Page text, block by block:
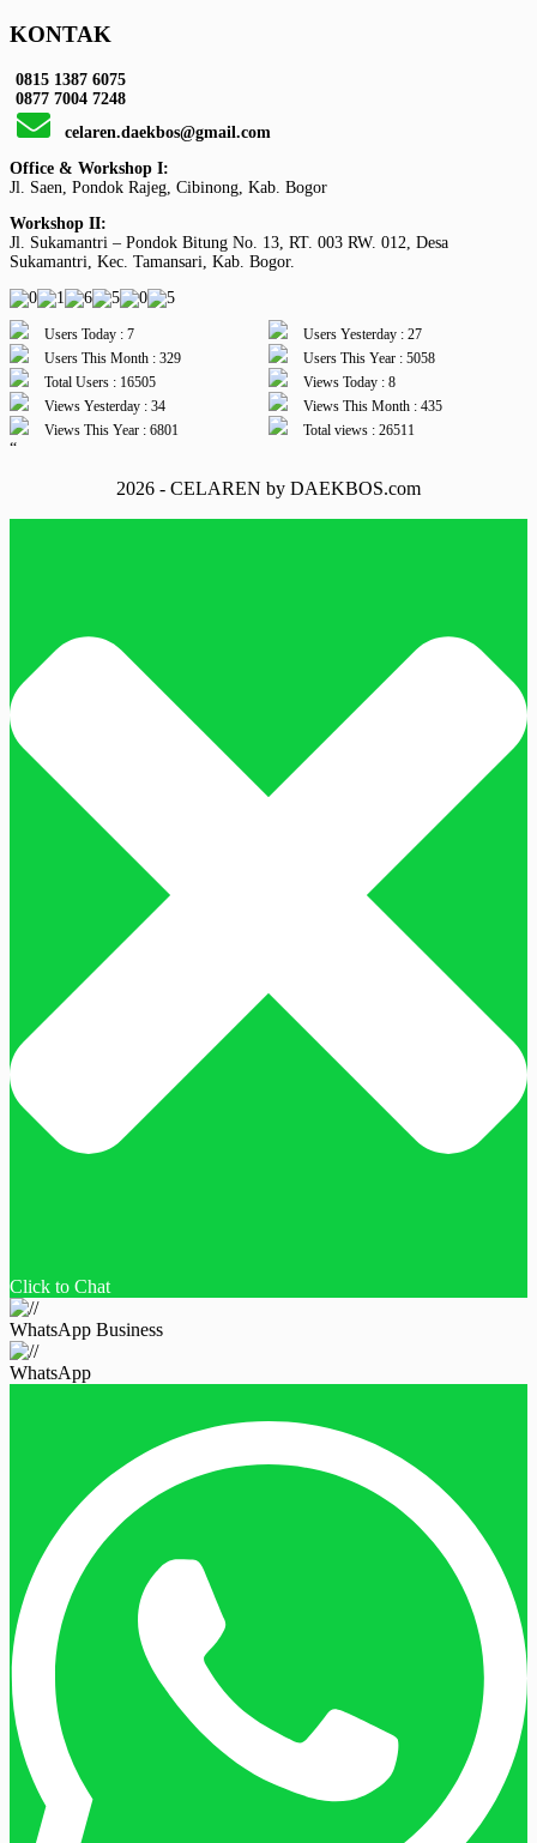
KONTAK
0815 1387 6075
0877 7004 7248
celaren.daekbos@gmail.com
Office & Workshop I:
Jl. Saen, Pondok Rajeg, Cibinong, Kab. Bogor
Workshop II:
Jl. Sukamantri – Pondok Bitung No. 13, RT. 003 RW. 012, Desa
Sukamantri, Kec. Tamansari, Kab. Bogor.
Users Today : 7
Users Yesterday : 27
Users This Month : 329
Users This Year : 5058
Total Users : 16505
Views Today : 8
Views Yesterday : 34
Views This Month : 435
Views This Year : 6801
Total views : 26511
“
2026 - CELAREN by DAEKBOS.com
Click to Chat
WhatsApp Business
WhatsApp